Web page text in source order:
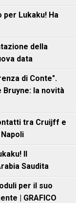
per Lukaku! Ha
della
data
di Conte".
la novità
tra Cruijff e
Il
Saudita
per il suo
| GRAFICO